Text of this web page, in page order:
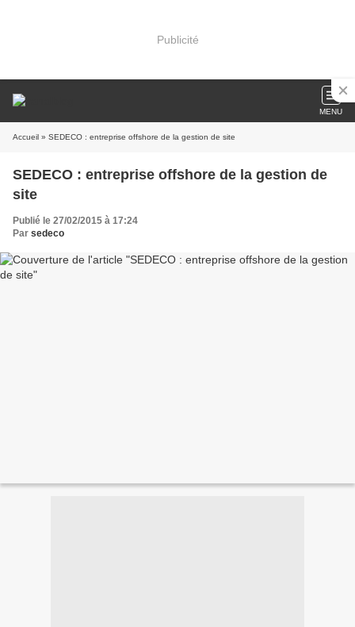
Publicité
MENU
Accueil » SEDECO : entreprise offshore de la gestion de site
SEDECO : entreprise offshore de la gestion de
site
Publié le 27/02/2015 à 17:24
Par sedeco